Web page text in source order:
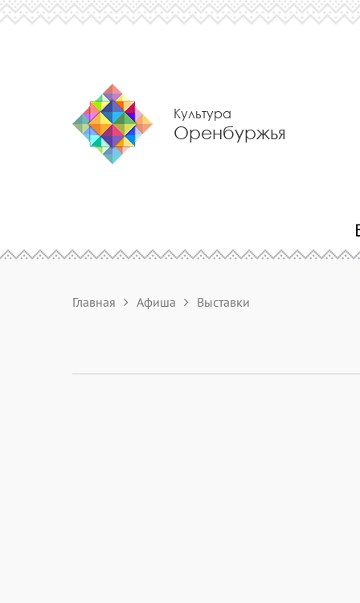
Культура
Оренбуржья
Главная Афиша Выставки